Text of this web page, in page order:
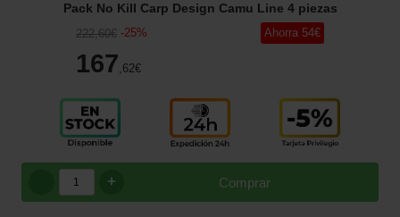
Pack No Kill Carp Design Camu Line 4 piezas
222,60€ -25%
167,62€
Ahorra 54€
Comprar
+